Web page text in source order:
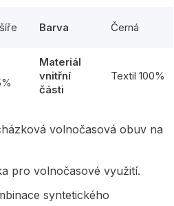
Barva Černá
Materiál
vnitřní
části
Textil 100%
volnočasová obuv na
pro volnočasové využití.
syntetického